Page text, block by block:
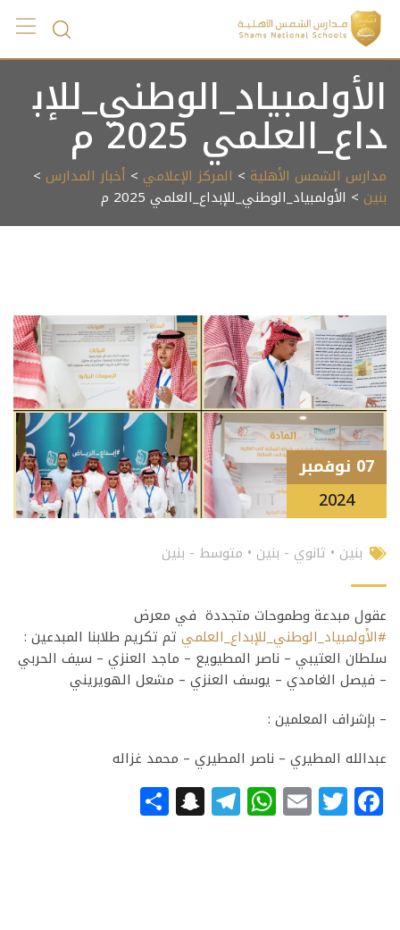
Skip
content
الأولمبياد_الوطني_للإب
داع_العلمي 2025 م
مدارس الشمس الأهلية > المركز الإعلامي > أخبار المدارس >
بنين > الأولمبياد_الوطني_للإبداع_العلمي 2025 م
07 نوفمبر
2024
بنين • ثانوي - بنين • متوسط - بنين
عقول مبدعة وطموحات متجددة في معرض
#الأولمبياد_الوطني_للإبداع_العلمي تم تكريم طلابنا المبدعين :
سلطان العتيبي – ناصر المطيويع – ماجد العنزي – سيف الحربي
– فيصل الغامدي – يوسف العنزي – مشعل الهويريني
– بإشراف المعلمين :
عبدالله المطيري – ناصر المطيري – محمد غزاله
Facebook
Twitter
Email
WhatsApp
Telegram
Snapchat